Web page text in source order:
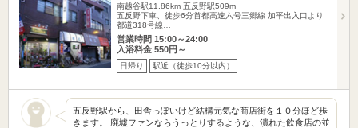
南越谷駅11.86km 五反野駅509m
五反野下車、徒歩6分首都高速六号三郷線 加平出入口より
都道318号線…
営業時間 15:00～24:00
入浴料金 550円～
日帰り 駅近（徒歩10分以内）
五反野駅から、田舎っぽいけど結構元気な商店街を１０分ほど歩
きます。 廃墟ファンならうっとりするような、潰れた飲食店の並